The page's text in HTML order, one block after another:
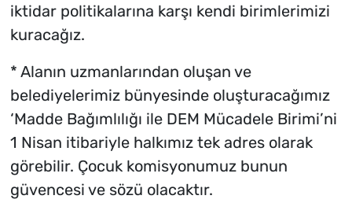
iktidar politikalarına karşı kendi birimlerimizi
kuracağız.
* Alanın uzmanlarından oluşan ve
belediyelerimiz bünyesinde oluşturacağımız
‘Madde Bağımlılığı ile DEM Mücadele Birimi’ni
1 Nisan itibariyle halkımız tek adres olarak
görebilir. Çocuk komisyonumuz bunun
güvencesi ve sözü olacaktır.